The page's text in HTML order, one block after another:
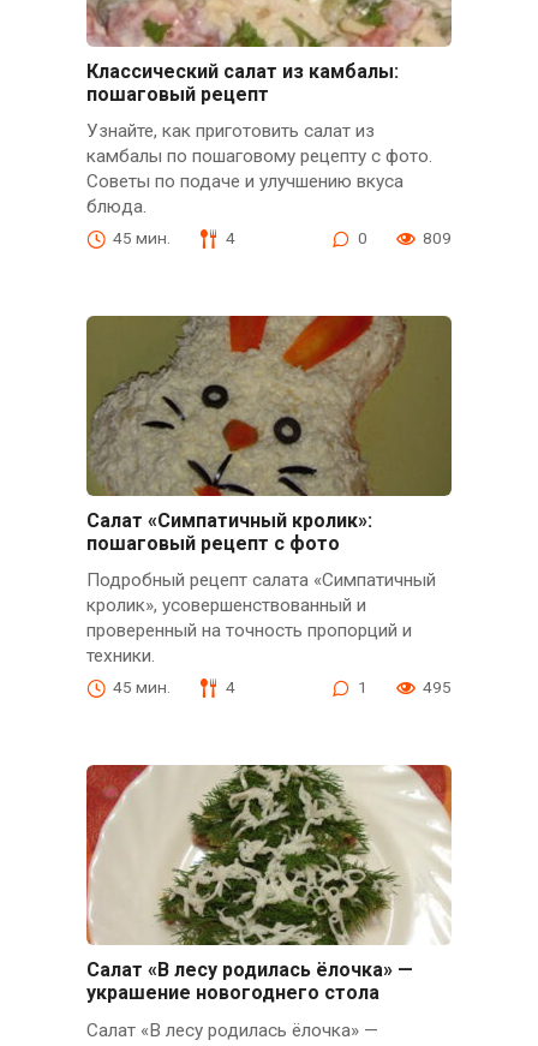
Классический салат из камбалы:
пошаговый рецепт
Узнайте, как приготовить салат из
камбалы по пошаговому рецепту с фото.
Советы по подаче и улучшению вкуса
блюда.
45 мин. 4 0 809
Салат «Симпатичный кролик»:
пошаговый рецепт с фото
Подробный рецепт салата «Симпатичный
кролик», усовершенствованный и
проверенный на точность пропорций и
техники.
45 мин. 4 1 495
Салат «В лесу родилась ёлочка» —
украшение новогоднего стола
Салат «В лесу родилась ёлочка» —